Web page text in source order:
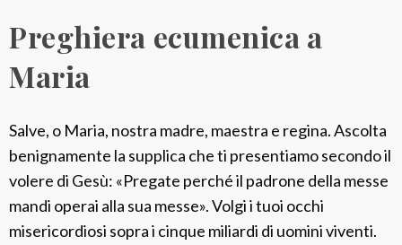
Preghiera ecumenica a
Maria
Salve, o Maria, nostra madre, maestra e regina. Ascolta
benignamente la supplica che ti presentiamo secondo il
volere di Gesù: «Pregate perché il padrone della messe
mandi operai alla sua messe». Volgi i tuoi occhi
misericordiosi sopra i cinque miliardi di uomini viventi.